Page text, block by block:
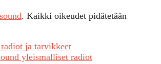
. Kaikki oikeudet pidätetään
ja tarvikkeet
yleismalliset radiot